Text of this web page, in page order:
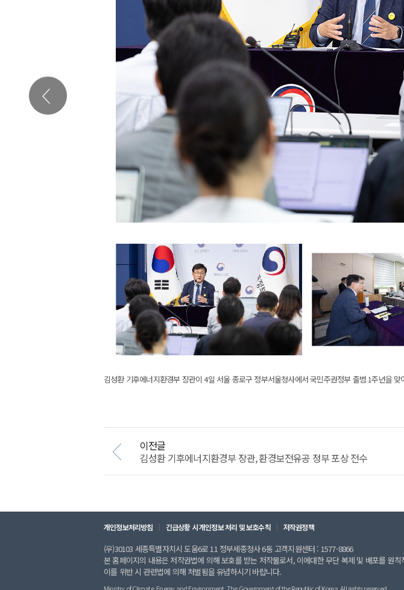
김성환 기후에너지환경부 장관이 4일 서울 종로구 정부서울청사에서 국민주권정부 출범 1주년을
이전글
김성환 기후에너지환경부 장관, 환경보전유공 정부 포상 전수
개인정보처리방침 긴급상황 시 개인정보 처리 및 보호수칙 저작권정책
(우)30103 세종특별자치시 도움6로 11 정부세종청사 6동 고객지원센터 : 1577-8866
본 홈페이지의 내용은 저작권법에 의해 보호를 받는 저작물로서, 이에대한 무단 복제 및 배포를 원
이를 위반 시 관련법에 의해 처벌됨을 유념하시기 바랍니다.